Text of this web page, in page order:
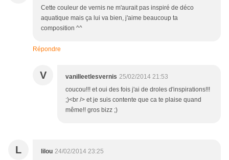
Cette couleur de vernis ne m'aurait pas inspiré de déco
aquatique mais ça lui va bien, j'aime beaucoup ta
composition ^^
Répondre
V vanilleetlesvernis 25/02/2014 21:53
coucou!!! et oui des fois j'ai de droles d'inspirations!!!
;)<br /> et je suis contente que ca te plaise quand
même!! gros bizz ;)
L lilou 24/02/2014 23:25